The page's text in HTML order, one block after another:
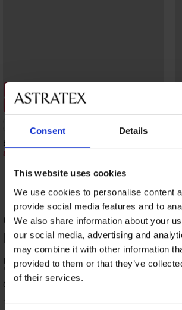
Consent Details
This website uses cookies
We use cookies to personalise content
provide social media features and to
We also share information about your
our social media, advertising and
may combine it with other information
provided to them or that they’ve
of their services.
Kiárusítás
Kedvezmény -50%
Emily téliesített alakformáló leggings
8 000 Ft
Gabi téliesített leggings
ÉRTÉKELÉSE
96%
6 vásárló értékelte a terméket
100% vásárló ajánlja a terméket